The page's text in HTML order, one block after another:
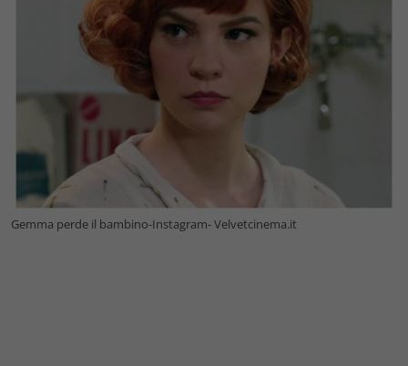
Gemma perde il bambino-Instagram- Velvetcinema.it